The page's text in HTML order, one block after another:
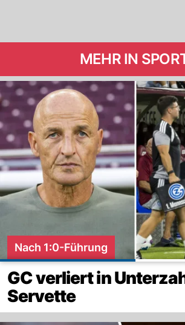
MEHR IN
Nach 1:0-Führung
GC verliert in
Servette